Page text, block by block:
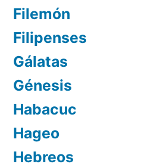
Filemón
Filipenses
Gálatas
Génesis
Habacuc
Hageo
Hebreos